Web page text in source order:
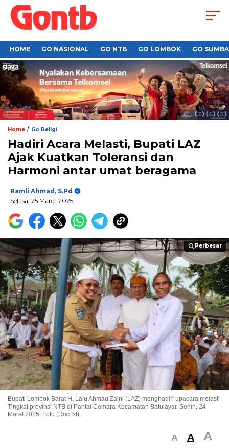
HOME GO NASIONAL GO NTB GO LOMBOK GO
Home / Go Religi
Hadiri Acara Melasti, Bupati LAZ
Ajak Kuatkan Toleransi dan
Harmoni antar umat beragama
Ramli Ahmad, S.Pd
Selasa, 25 Maret 2025
Perbesar
Perbesar
Bupati Lombok Barat H. Lalu Ahmad Zaini (LAZ) menghadiri upacara melasti
Tingkat provinsi NTB di Pantai Cemara Kecamatan Batulayar. Senin, 24
Maret 2025. Foto (Doc.Ist).
A A A